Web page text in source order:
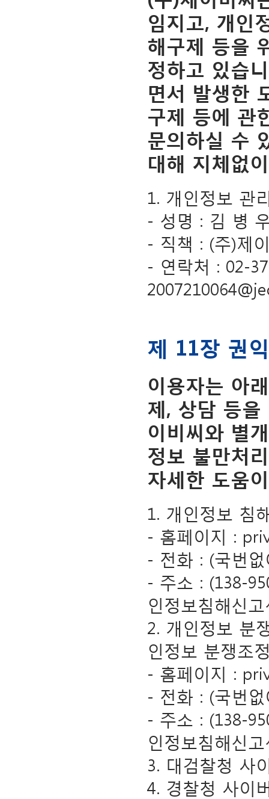
임지고, 개인
해구제 등을
정하고 있습
면서 발생한
구제 등에 관
문의하실 수
대해 지체없
1. 개인정보 관
- 성명 : 김 병
- 직책 : (주)제
- 연락처 : 02-
제 11장 권
이용자는 아
제, 상담 등
이비씨와 별
정보 불만처
자세한 도움
1. 개인정보 침
- 홈페이지 :
- 전화 : (국번
- 주소 : (138-
인정보침해신
2. 개인정보 분
인정보 분쟁조
- 홈페이지 :
- 전화 : (국번
- 주소 : (138-
인정보침해신
3. 대검찰청 사
4. 경찰청 사이